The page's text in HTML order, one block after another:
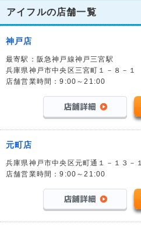
アイフルの店舗一覧
神戸店
最寄駅：阪急神戸線神戸三宮駅
兵庫県神戸市中央区三宮町１－８－
店舗営業時間：9:00～21:00
元町店
兵庫県神戸市中央区元町通１－１３
店舗営業時間：9:00～21:00